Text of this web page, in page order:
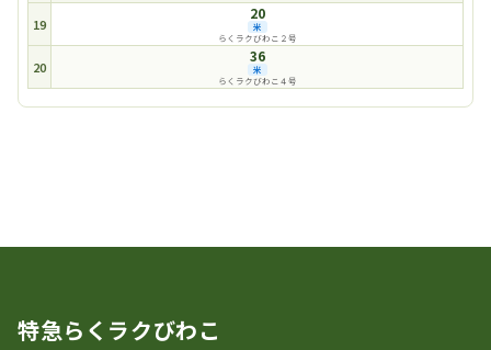
19
20
米
らくラクびわこ２号
20
36
米
らくラクびわこ４号
特急らくラクびわこ